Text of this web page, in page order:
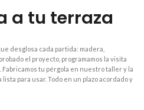
a tu terraza
desglosa cada partida: madera,
el proyecto, programamos la visita
tu pérgola en nuestro taller y la
para usar. Todo en un plazo acordado y